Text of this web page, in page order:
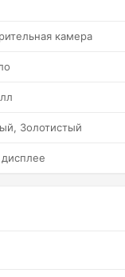
камера
Золотистый